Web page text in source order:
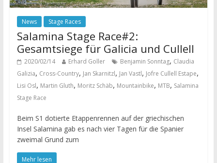
News Stage Races
Salamina Stage Race#2:
Gesamtsiege für Galicia und Cullell
2020/02/14 Erhard Goller Benjamin Sonntag, Claudia
Galizia, Cross-Country, Jan Skarnitzl, Jan Vastl, Jofre Cullell Estape,
Lisi Osl, Martin Gluth, Moritz Schäb, Mountainbike, MTB, Salamina
Stage Race
Beim S1 dotierte Etappenrennen auf der griechischen
Insel Salamina gab es nach vier Tagen für die Spanier
zweimal Grund zum
Mehr lesen